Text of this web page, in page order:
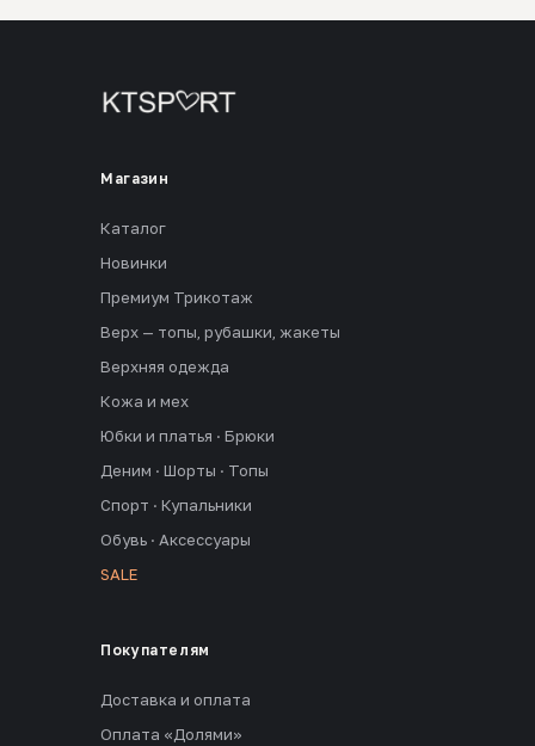
Магазин
Каталог
Новинки
Премиум Трикотаж
Верх — топы, рубашки, жакеты
Верхняя одежда
Кожа и мех
Юбки и платья · Брюки
Деним · Шорты · Топы
Спорт · Купальники
Обувь · Аксессуары
SALE
Покупателям
Доставка и оплата
Оплата «Долями»